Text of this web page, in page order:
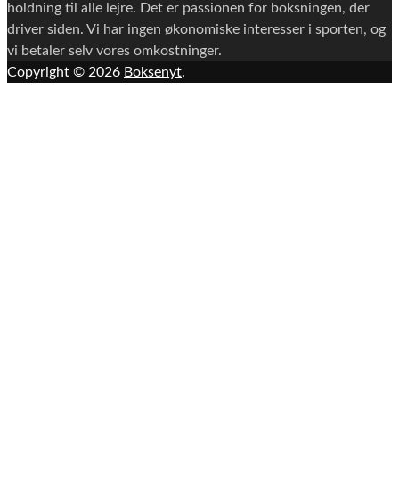
holdning til alle lejre. Det er passionen for boksningen, der
driver siden. Vi har ingen økonomiske interesser i sporten, og
vi betaler selv vores omkostninger.
Copyright © 2026 Boksenyt.